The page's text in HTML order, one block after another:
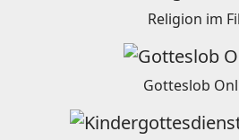
Religion im
Gotteslob